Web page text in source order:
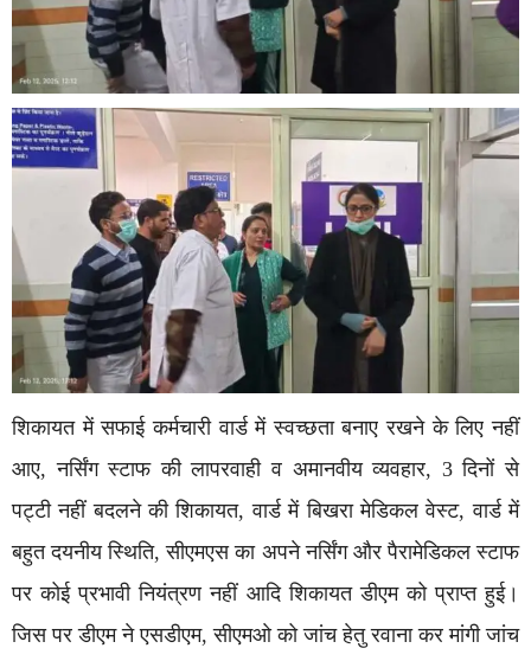
शिकायत में सफाई कर्मचारी वार्ड में स्वच्छता बनाए रखने के लिए नहीं
आए, नर्सिंग स्टाफ की लापरवाही व अमानवीय व्यवहार, 3 दिनों से
पट्टी नहीं बदलने की शिकायत, वार्ड में बिखरा मेडिकल वेस्ट, वार्ड में
बहुत दयनीय स्थिति, सीएमएस का अपने नर्सिंग और पैरामेडिकल स्टाफ
पर कोई प्रभावी नियंत्रण नहीं आदि शिकायत डीएम को प्राप्त हुई।
जिस पर डीएम ने एसडीएम, सीएमओ को जांच हेतु रवाना कर मांगी जांच